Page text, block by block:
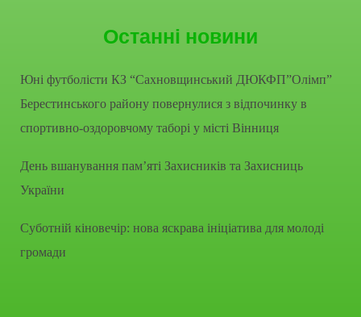
Останні новини
Юні футболісти КЗ “Сахновщинський ДЮКФП”Олімп”
Берестинського району повернулися з відпочинку в
спортивно-оздоровчому таборі у місті Вінниця
День вшанування пам’яті Захисників та Захисниць
України
Суботній кіновечір: нова яскрава ініціатива для молоді
громади